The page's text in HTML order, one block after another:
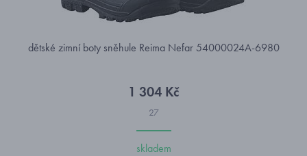
dětské zimní boty sněhule Reima Nefar 54000024A-6980
1 304 Kč
27
skladem